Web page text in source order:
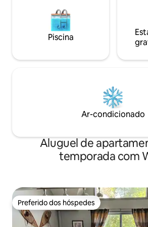
Piscina
Ar-condicionado
Aluguel de
temporada com
Preferido dos hóspedes
Preferido dos hóspedes